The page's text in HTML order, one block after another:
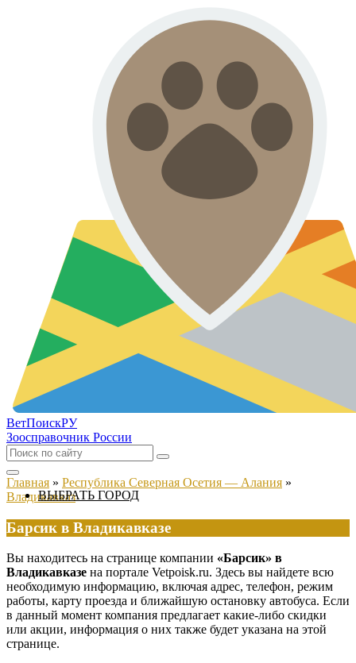
ВетПоискРУ
Зоосправочник России
ВЫБРАТЬ ГОРОД
Главная » Республика Северная Осетия — Алания »
Владикавказ
Барсик в Владикавказе
Вы находитесь на странице компании «Барсик» в
Владикавказе на портале Vetpoisk.ru. Здесь вы найдете всю
необходимую информацию, включая адрес, телефон, режим
работы, карту проезда и ближайшую остановку автобуса. Если
в данный момент компания предлагает какие-либо скидки
или акции, информация о них также будет указана на этой
странице.